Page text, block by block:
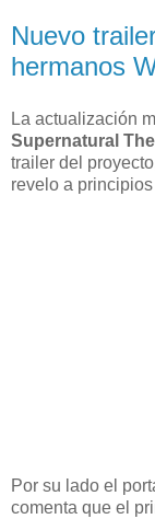
Nuevo
hermanos
La actualización
Supernatural
trailer del
revelo a
Por su lado el
comenta que el